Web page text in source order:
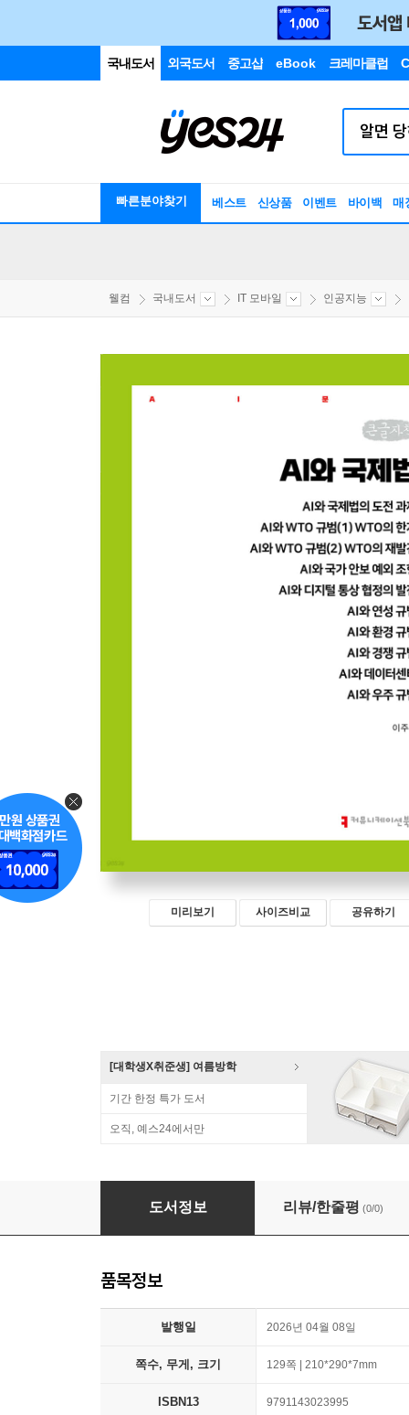
국내도서 외국도서 중고샵 eBook 크레마클럽
빠른분야찾기 베스트 신상품 이벤트 바이백 매
웰컴 국내도서 IT 모바일 인공지능
미리보기 사이즈비교 공유하기
[대학생X취준생] 여름방학
기간 한정 특가 도서
오직, 예스24에서만
AI와 국제법 (큰글자책)
도서정보 리뷰/한줄평 (0/0)
품목정보
발행일 2026년 04월 08일
쪽수, 무게, 크기 129쪽 | 210*290*7mm
ISBN13 9791143023995